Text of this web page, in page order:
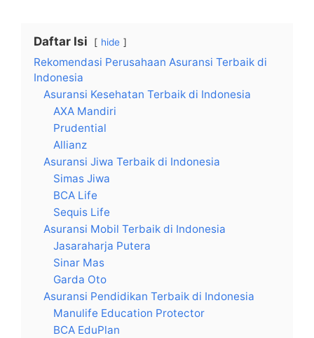
Daftar Isi hide
Rekomendasi Perusahaan Asuransi Terbaik di
Indonesia
Asuransi Kesehatan Terbaik di Indonesia
AXA Mandiri
Prudential
Allianz
Asuransi Jiwa Terbaik di Indonesia
Simas Jiwa
BCA Life
Sequis Life
Asuransi Mobil Terbaik di Indonesia
Jasaraharja Putera
Sinar Mas
Garda Oto
Asuransi Pendidikan Terbaik di Indonesia
Manulife Education Protector
BCA EduPlan